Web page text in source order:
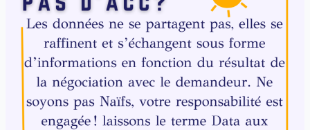
données,
doit
être
choisie
avec
soin
par